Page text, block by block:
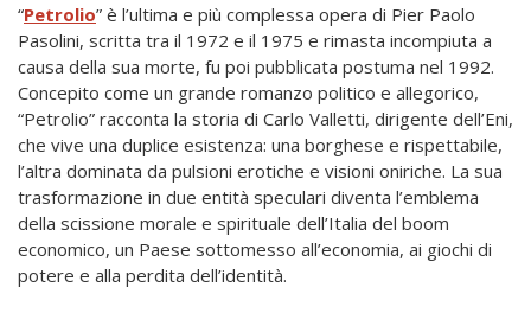
“Petrolio” è l’ultima e più complessa opera di Pier Paolo
Pasolini, scritta tra il 1972 e il 1975 e rimasta incompiuta a
causa della sua morte, fu poi pubblicata postuma nel 1992.
Concepito come un grande romanzo politico e allegorico,
“Petrolio” racconta la storia di Carlo Valletti, dirigente dell’Eni,
che vive una duplice esistenza: una borghese e rispettabile,
l’altra dominata da pulsioni erotiche e visioni oniriche. La sua
trasformazione in due entità speculari diventa l’emblema
della scissione morale e spirituale dell’Italia del boom
economico, un Paese sottomesso all’economia, ai giochi di
potere e alla perdita dell’identità.